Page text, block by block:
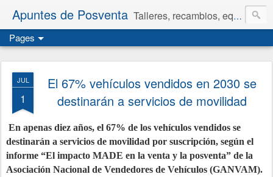
Apuntes de Posventa Talleres, recambios, equipamiento y neumáticos.
Pages
JUL
1
El 67% vehículos vendidos en 2030 se
destinarán a servicios de movilidad
En apenas diez años, el 67% de los vehículos vendidos se
destinarán a servicios de movilidad por suscripción, según el
informe “El impacto MADE en la venta y la posventa” de la
Asociación Nacional de Vendedores de Vehículos (GANVAM).